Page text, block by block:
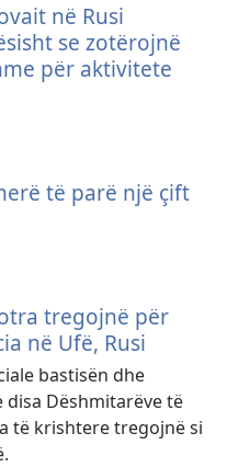
në Rusi
se zotërojnë
për aktivitete
të parë një çift
tregojnë për
në Ufë, Rusi
bastisën dhe
Dëshmitarëve të
të krishtere tregojnë si